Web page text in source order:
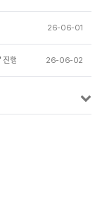
26-06-01
진행 26-06-02